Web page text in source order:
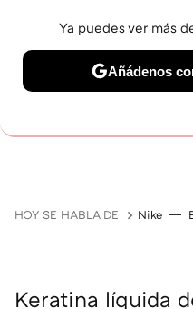
HOY SE HABLA DE Nike
Keratina líquida
Ya puedes ver más
Añádenos